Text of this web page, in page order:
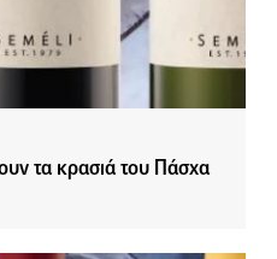
τα κρασιά του Πάσχα